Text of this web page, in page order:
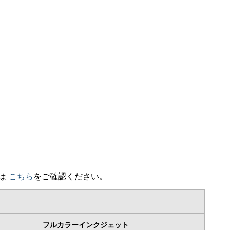
こちら をご確認ください。
フルカラーインクジェット